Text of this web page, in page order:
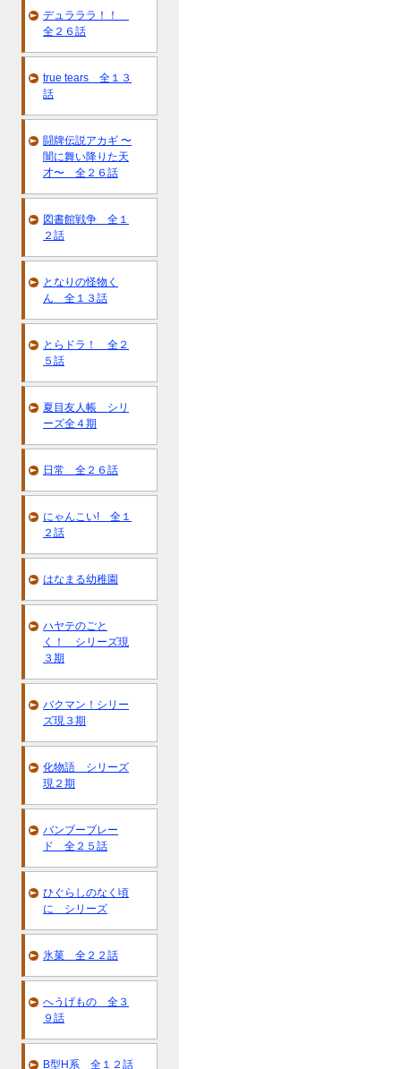
デュラララ！！
全２６話
true tears 全１３
話
闘牌伝説アカギ 〜
闇に舞い降りた天
才〜 全２６話
図書館戦争 全１
２話
となりの怪物く
ん 全１３話
とらドラ！ 全２
５話
夏目友人帳 シリ
ーズ全４期
日常 全２６話
にゃんこい! 全１
２話
はなまる幼稚園
ハヤテのごと
く！ シリーズ現
３期
バクマン！シリー
ズ現３期
化物語 シリーズ
現２期
バンブーブレー
ド 全２５話
ひぐらしのなく頃
に シリーズ
氷菓 全２２話
へうげもの 全３
９話
B型H系 全１２話